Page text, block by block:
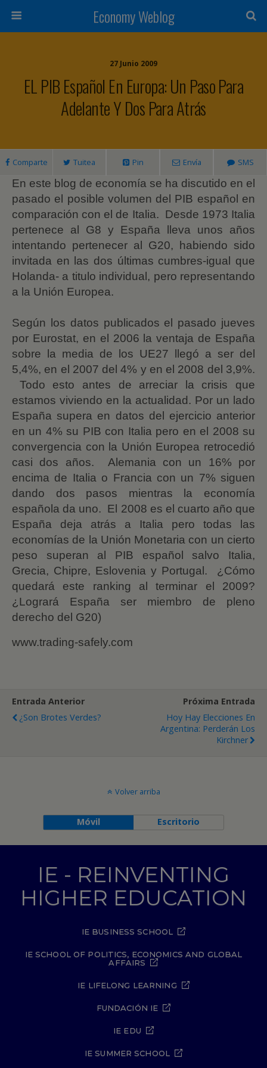
Economy Weblog
27 Junio 2009
EL PIB Español En Europa: Un Paso Para
Adelante Y Dos Para Atrás
Comparte Tuitea Pin Envía SMS
En este blog de economía se ha discutido en el
pasado el posible volumen del PIB español en
comparación con el de Italia. Desde 1973 Italia
pertenece al G8 y España lleva unos años
intentando pertenecer al G20, habiendo sido
invitada en las dos últimas cumbres-igual que
Holanda- a titulo individual, pero representando
a la Unión Europea.
Según los datos publicados el pasado jueves
por Eurostat, en el 2006 la ventaja de España
sobre la media de los UE27 llegó a ser del
5,4%, en el 2007 del 4% y en el 2008 del 3,9%.
Todo esto antes de arreciar la crisis que
estamos viviendo en la actualidad. Por un lado
España supera en datos del ejercicio anterior
en un 4% su PIB con Italia pero en el 2008 su
convergencia con la Unión Europea retrocedió
casi dos años.
Alemania con un 16% por
encima de Italia o Francia con un 7% siguen
dando dos pasos mientras la economía
española da uno. El 2008 es el cuarto año que
España deja atrás a Italia pero todas las
economías de la Unión Monetaria con un cierto
peso superan al PIB español salvo Italia,
Grecia, Chipre, Eslovenia y Portugal.
¿Cómo
quedará este ranking al terminar el 2009?
¿Logrará España ser miembro de pleno
derecho del G20)
www.trading-safely.com
Entrada Anterior
¿Son Brotes Verdes?
Próxima Entrada
Hoy Hay Elecciones En
Argentina: Perderán Los
Kirchner
Volver arriba
Móvil Escritorio
IE - REINVENTING
HIGHER EDUCATION
IE BUSINESS SCHOOL
IE SCHOOL OF POLITICS, ECONOMICS AND GLOBAL
AFFAIRS
IE LIFELONG LEARNING
FUNDACIÓN IE
IE EDU
IE SUMMER SCHOOL